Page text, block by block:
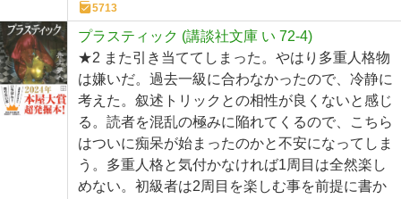
5713
プラスティック (講談社文庫 い 72-4)
★2 また引き当ててしまった。やはり多重人格物
は嫌いだ。過去一級に合わなかったので、冷静に
考えた。叙述トリックとの相性が良くないと感じ
る。読者を混乱の極みに陥れてくるので、こちら
はついに痴呆が始まったのかと不安になってしま
う。多重人格と気付かなければ1周目は全然楽し
めない。初級者は2周目を楽しむ事を前提に書か